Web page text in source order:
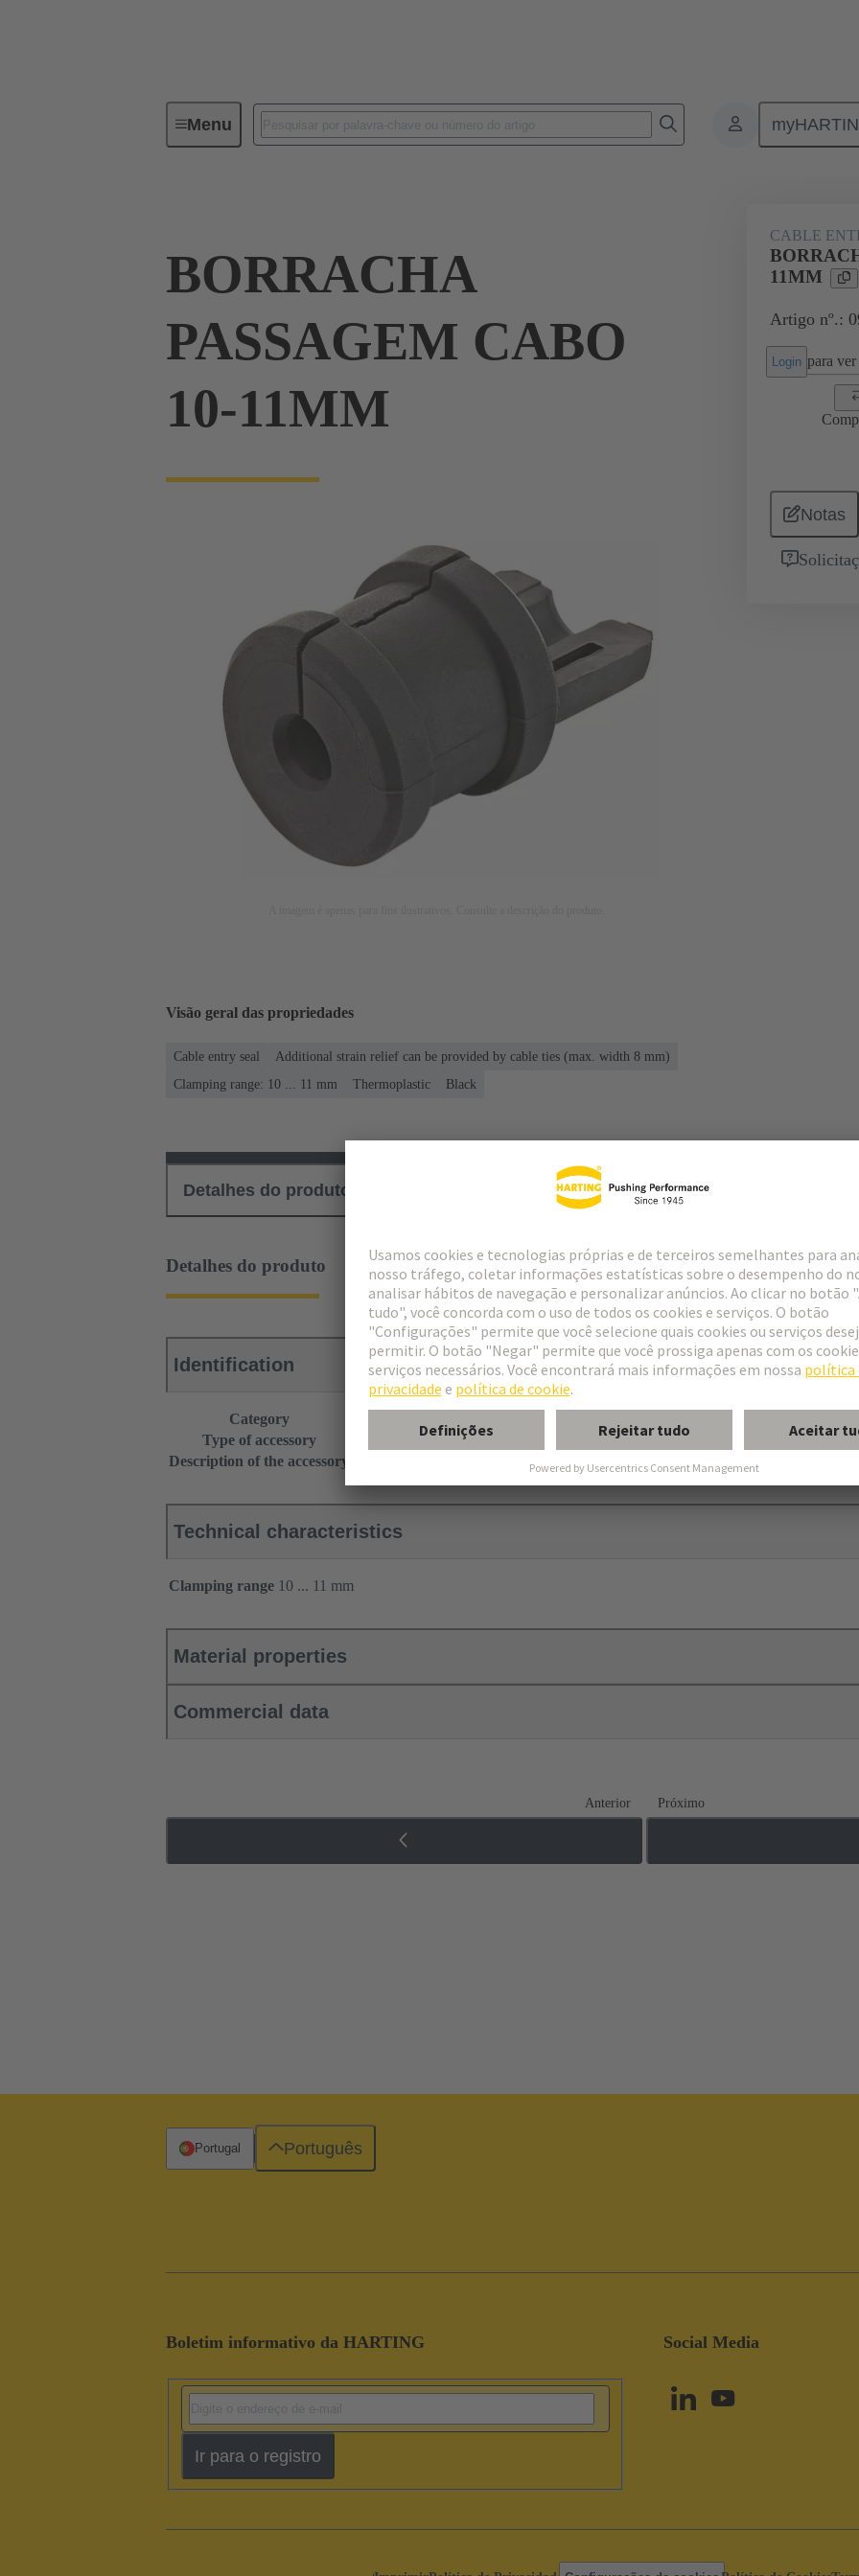
MenuIndustrial connectors / Han® Accessories Seals 09 00
BORRACHA
PASSAGEM CABO
10-11MM
CABLE
11MM
Artigo nº.:
Login para
Notas
Visão geral das propriedades
Cable entry seal
Additional strain relief can be provided by cable ties (max. width 8 mm)
Clamping range: 10 ... 11 mm
Thermoplastic Black
Detalhes do produto Produtos correspondentes
Detalhes do produto
Identification
Category
Type of accessory
Cable entry seal
Description of the accessory
Additional strain relief can be provided by cable ties (max. width 8 mm)
Technical characteristics
Clamping range 10 ... 11 mm
Material properties
Commercial data
Anterior Próximo
Boletim informativo da HARTING
Ir para o registro
Social Media
Portugal Português